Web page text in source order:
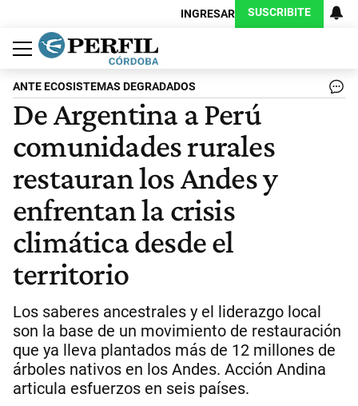
INGRESAR SUSCRIBITE
Política
Economía
Judiciales
Sociedad
Cultura
Espectáculos
Deportes
Protagonistas
ANTE ECOSISTEMAS DEGRADADOS
De Argentina a Perú
comunidades rurales
restauran los Andes y
enfrentan la crisis
climática desde el
territorio
Los saberes ancestrales y el liderazgo local
son la base de un movimiento de restauración
que ya lleva plantados más de 12 millones de
árboles nativos en los Andes. Acción Andina
articula esfuerzos en seis países.